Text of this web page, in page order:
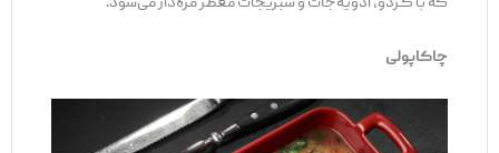
که با گردو، ادویه‌جات و سبزیجات معطر مزه‌دار می‌شود.
چاکاپولی